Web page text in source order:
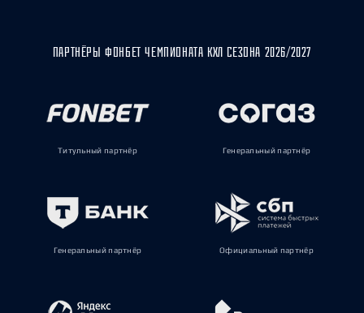
ПАРТНЁРЫ ФОНБЕТ ЧЕМПИОНАТА КХЛ СЕЗОНА 2026/2027
Титульный партнёр Генеральный партнёр
Генеральный партнёр Официальный партнёр